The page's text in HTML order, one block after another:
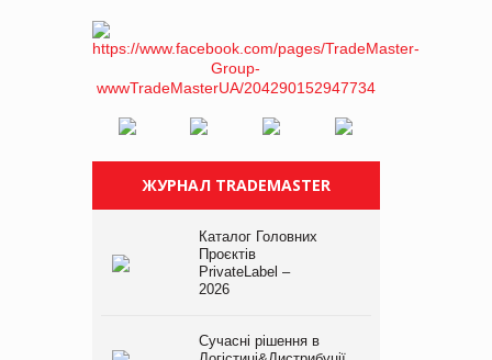
ЖУРНАЛ TRADEMASTER
Каталог Головних
Проєктів
PrivateLabel –
2026
Сучасні рішення в